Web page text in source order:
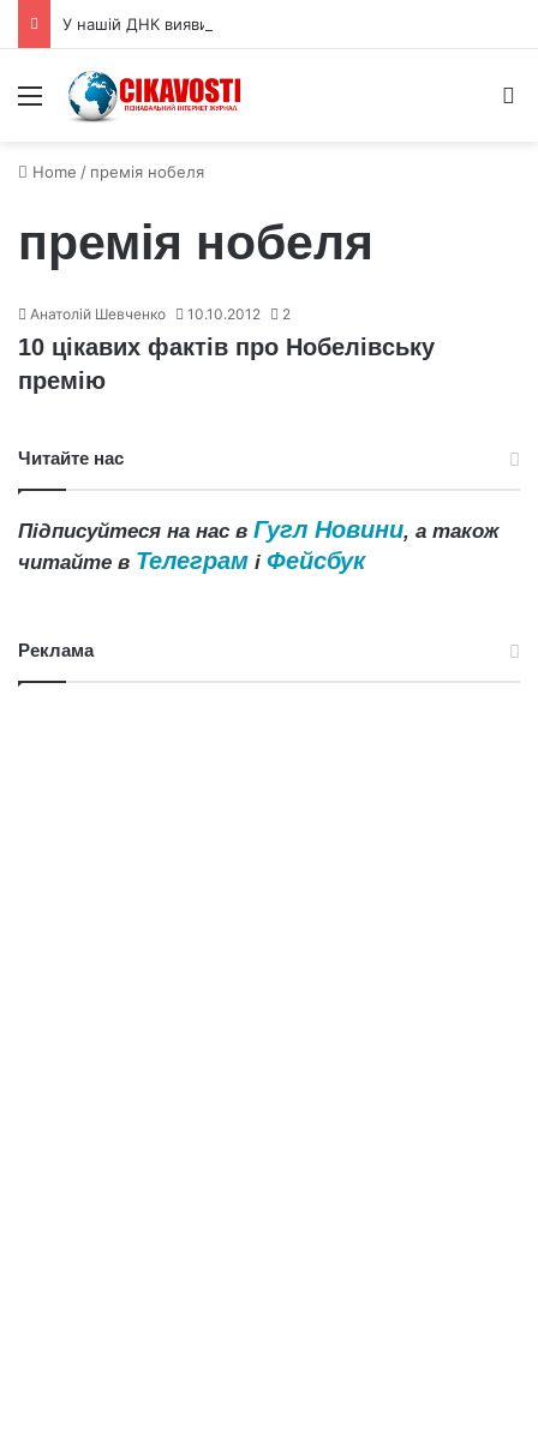
Menu
Home / премія нобеля
премія нобеля
Анатолій Шевченко 10.10.2012 2
10 цікавих фактів про Нобелівську
премію
Читайте нас
Підписуйтеся на нас в Гугл Новини, а також
читайте в Телеграм і Фейсбук
Реклама